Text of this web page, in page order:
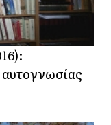
αυτογνωσίας